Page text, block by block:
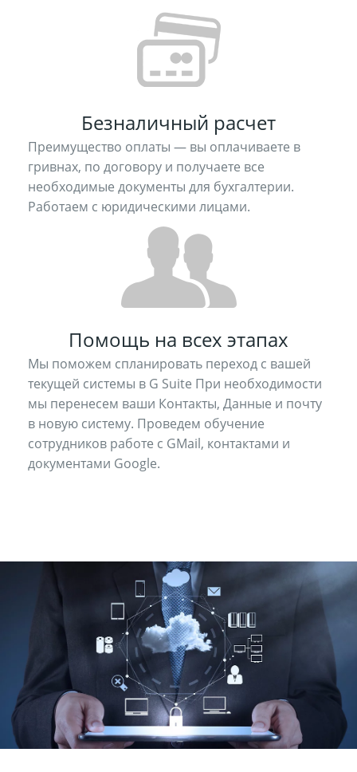
Безналичный расчет
Преимущество оплаты — вы оплачиваете в
гривнах, по договору и получаете все
необходимые документы для бухгалтерии.
Работаем с юридическими лицами.
Помощь на всех этапах
Мы поможем спланировать переход с вашей
текущей системы в G Suite При необходимости
мы перенесем ваши Контакты, Данные и почту
в новую систему. Проведем обучение
сотрудников работе с GMail, контактами и
документами Google.